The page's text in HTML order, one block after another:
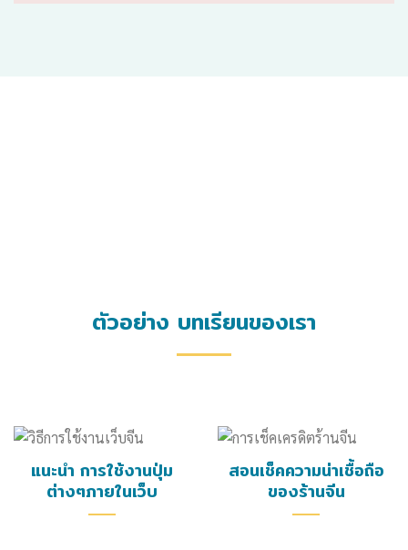
ตัวอย่าง บทเรียนของเรา
แนะนำ การใช้งานปุ่ม
ต่างๆภายในเว็บ
สอนเช็คความน่าเชื้อถือ
ของร้านจีน